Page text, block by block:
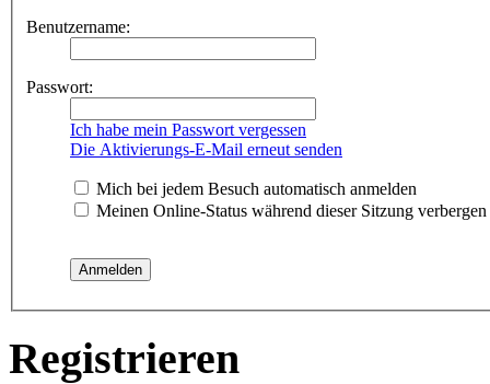
Benutzername:
Passwort:
Ich habe mein Passwort vergessen
Die Aktivierungs-E-Mail erneut senden
Mich bei jedem Besuch automatisch anmelden
Meinen Online-Status während dieser Sitzung verbergen
Registrieren